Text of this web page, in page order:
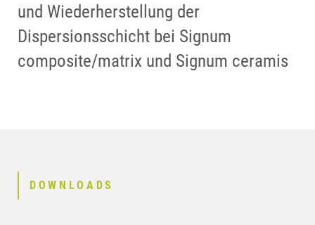
und Wiederherstellung der
Dispersionsschicht bei Signum
composite/matrix und Signum ceramis
DOWNLOADS